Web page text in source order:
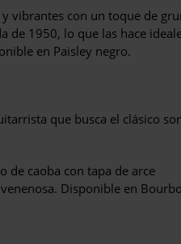
y vibrantes con un toque de
de 1950, lo que las hace
en Paisley negro.
que busca el clásico
de caoba con tapa de arce
Disponible en